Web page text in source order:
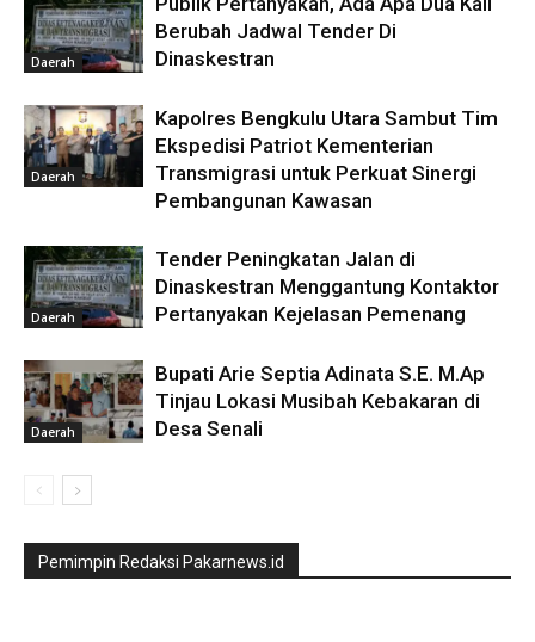
Daerah
Berubah Jadwal Tender Di
Dinaskestran
Daerah
Kapolres Bengkulu Utara Sambut Tim
Ekspedisi Patriot Kementerian
Transmigrasi untuk Perkuat Sinergi
Pembangunan Kawasan
Daerah
Tender Peningkatan Jalan di
Dinaskestran Menggantung Kontaktor
Pertanyakan Kejelasan Pemenang
Daerah
Bupati Arie Septia Adinata S.E. M.Ap
Tinjau Lokasi Musibah Kebakaran di
Desa Senali
Pemimpin Redaksi Pakarnews.id